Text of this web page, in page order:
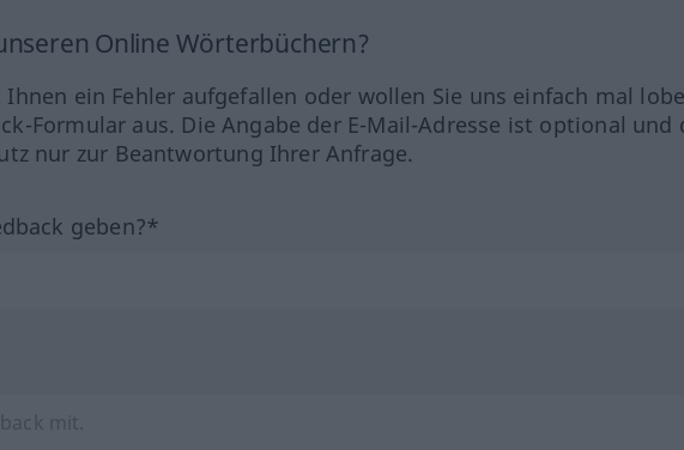
Online Wörterbüchern?
ein Fehler aufgefallen oder wollen Sie uns einfach mal
Formular aus. Die Angabe der E-Mail-Adresse ist optional und
nur zur Beantwortung Ihrer Anfrage.
geben?*